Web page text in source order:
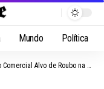
Mundo Política
de Roubo na Avenida Soares de Moura